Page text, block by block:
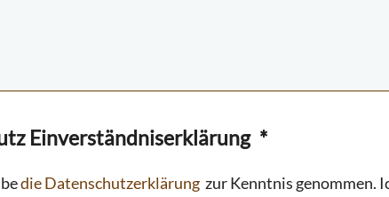
Einverständniserklärung *
die Datenschutzerklärung zur Kenntnis genommen.